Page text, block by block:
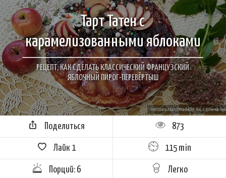
Тарт Татен с
карамелизованными яблоками
РЕЦЕПТ, КАК СДЕЛАТЬ КЛАССИЧЕСКИЙ ФРАНЦУЗСКИЙ
ЯБЛОЧНЫЙ ПИРОГ-ПЕРЕВЁРТЫШ
Поделиться 873
Лайк 1 115 min
Порций: 6 Легко